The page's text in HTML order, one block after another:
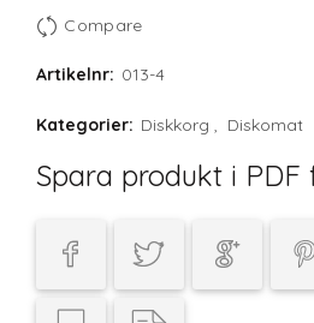
Compare
Artikelnr: 013-4
Kategorier: Diskkorg , Diskomat
Spara produkt i PDF